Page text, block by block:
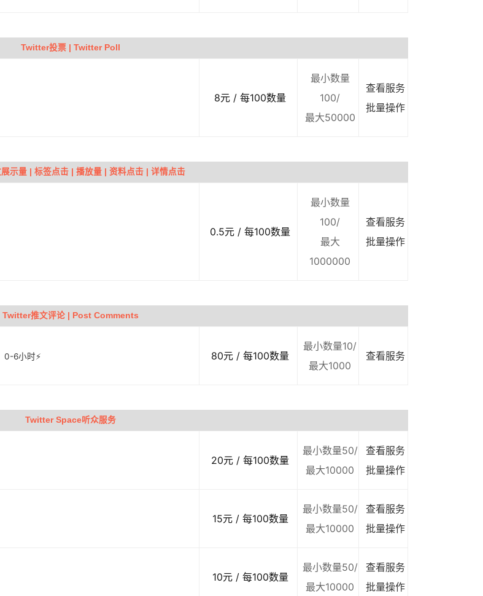
Twitter投票 | Twitter Poll
8元 / 每100数量
最小数量
100/
最大50000
查看服务
批量操作
示量 | 标签点击 | 播放量 | 资料点击 | 详情点击
0.5元 / 每100数量
最小数量
100/
最大
1000000
查看服务
批量操作
Twitter推文评论 | Post Comments
6小时⚡️ 80元 / 每100数量
最小数量10/
最大1000
查看服务
Twitter Space听众服务
20元 / 每100数量
最小数量50/
最大10000
查看服务
批量操作
15元 / 每100数量
最小数量50/
最大10000
查看服务
批量操作
10元 / 每100数量
最小数量50/
最大10000
查看服务
批量操作